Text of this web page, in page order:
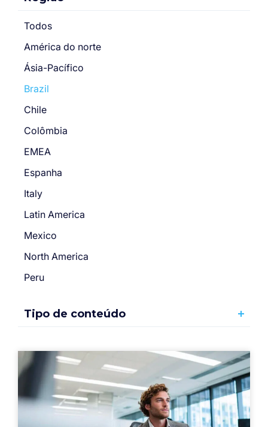
Todos
América do norte
Ásia-Pacífico
Brazil
Chile
Colômbia
EMEA
Espanha
Italy
Latin America
Mexico
North America
Peru
Tipo de conteúdo